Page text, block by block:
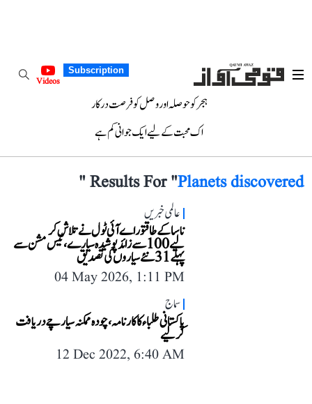
Subscription
Videos
ہجر کو حوصلہ اور وصل کو فرصت درکار
اک محبت کے لیے ایک جوانی کم ہے
Results For "Planets discovered
"
عالمی خبریں
ناسا کے طاقتور اے آئی ٹول نے تلاش کر
لیے 100 سے زائد پوشیدہ سیارے، ٹیس مشن سے
پہلے 31 نئے سیاروں کی تصدیق
04 May 2026, 1:11 PM
سماج
پاکستانی طلباء کا کارنامہ، چودہ ممکنہ سیارچے دریافت
کر لیے
12 Dec 2022, 6:40 AM